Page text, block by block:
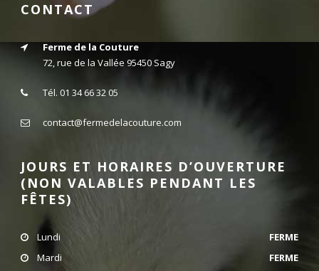
CONTACT
Ferme de la Couture
72, rue de la Vallée 95450 Sagy
Tél. 01 34 66 32 05
contact@fermedelacouture.com
JOURS ET HORAIRES D’OUVERTURE
(NON VALABLES PENDANT LES
FÊTES)
Lundi
FERME
Mardi
FERME